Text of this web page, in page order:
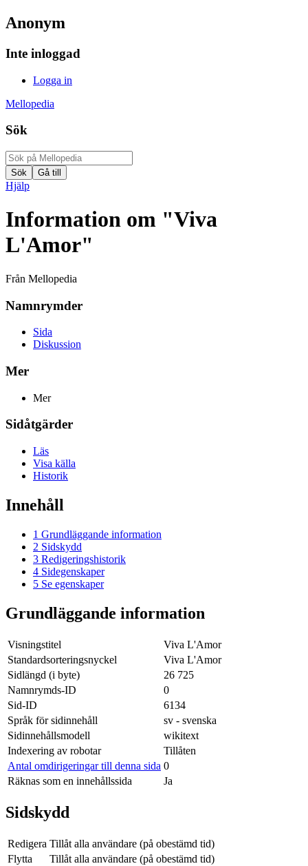
Anonym
Inte inloggad
Logga in
Mellopedia
Sök
Hjälp
Information om "Viva
L'Amor"
Från Mellopedia
Namnrymder
Sida
Diskussion
Mer
Mer
Sidåtgärder
Läs
Visa källa
Historik
Innehåll
1 Grundläggande information
2 Sidskydd
3 Redigeringshistorik
4 Sidegenskaper
5 Se egenskaper
Grundläggande information
Visningstitel
Viva L'Amor
Standardsorteringsnyckel
Viva L'Amor
Sidlängd (i byte)
26 725
Namnrymds-ID
0
Sid-ID
6134
Språk för sidinnehåll
sv - svenska
Sidinnehållsmodell
wikitext
Indexering av robotar
Tillåten
Antal omdirigeringar till denna sida 0
Räknas som en innehållssida
Ja
Sidskydd
Redigera Tillåt alla användare (på obestämd tid)
Flytta
Tillåt alla användare (på obestämd tid)